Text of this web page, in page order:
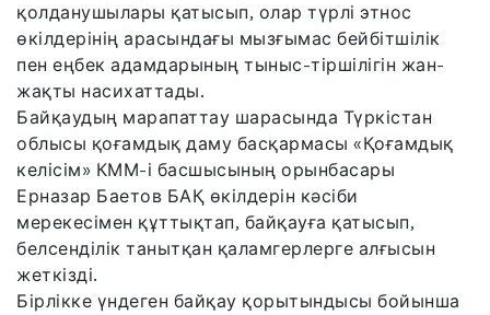
қолданушылары қатысып, олар түрлі этнос
өкілдерінің арасындағы мызғымас бейбітшілік
пен еңбек адамдарының тыныс-тіршілігін жан-
жақты насихаттады.
Байқаудың марапаттау шарасында Түркістан
облысы қоғамдық даму басқармасы «Қоғамдық
келісім» КММ-і басшысының орынбасары
Ерназар Баетов БАҚ өкілдерін кәсіби
мерекесімен құттықтап, байқауға қатысып,
белсенділік танытқан қаламгерлерге алғысын
жеткізді.
Бірлікке үндеген байқау қорытындысы бойынша